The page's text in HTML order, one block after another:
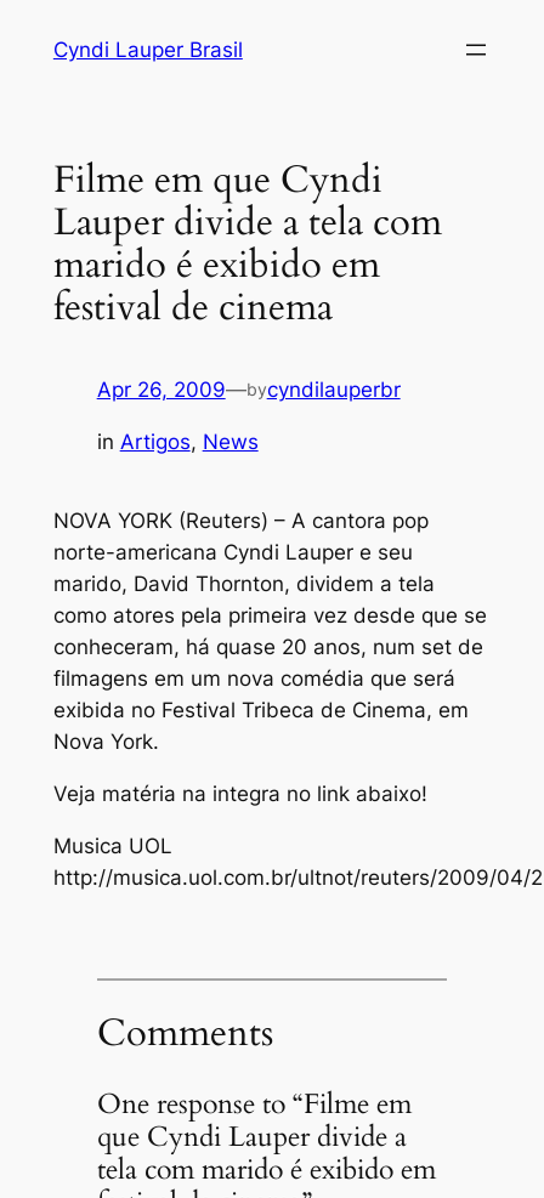
Cyndi Lauper Brasil
Filme em que Cyndi
Lauper divide a tela com
marido é exibido em
festival de cinema
Apr 26, 2009—bycyndilauperbr
in Artigos, News
NOVA YORK (Reuters) – A cantora pop
norte-americana Cyndi Lauper e seu
marido, David Thornton, dividem a tela
como atores pela primeira vez desde que se
conheceram, há quase 20 anos, num set de
filmagens em um nova comédia que será
exibida no Festival Tribeca de Cinema, em
Nova York.
Veja matéria na integra no link abaixo!
Musica UOL
http://musica.uol.com.br/ultnot/reuters/2009/04/
Comments
One response to “Filme em
que Cyndi Lauper divide a
tela com marido é exibido em